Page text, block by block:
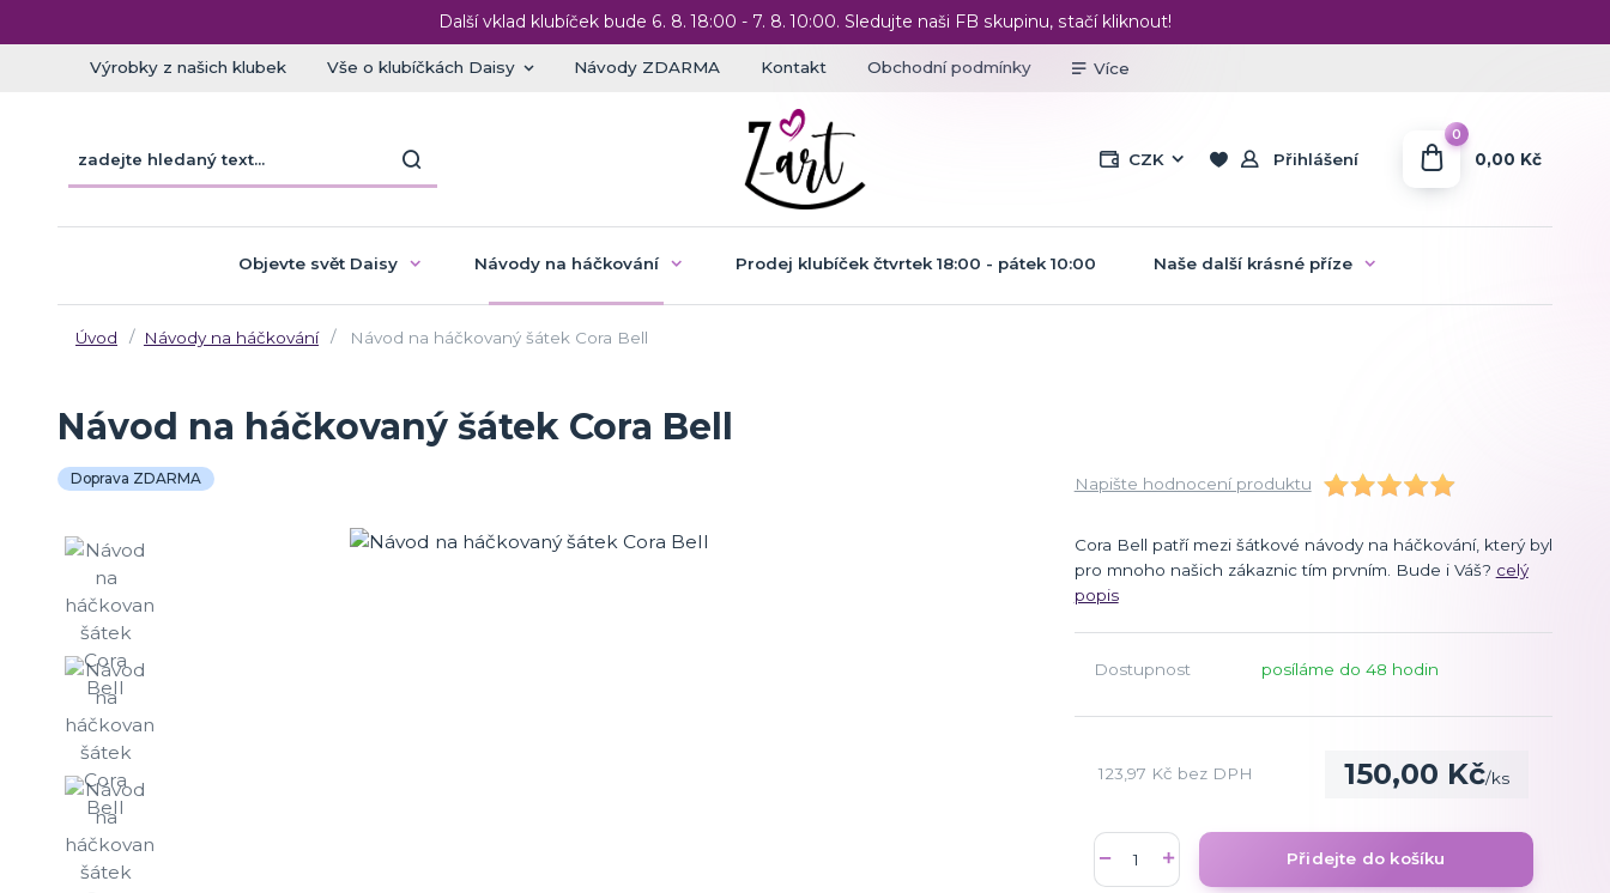
Další vklad klubíček bude 6. 8. 18:00 - 7. 8. 10:00. Sledujte naši FB skupinu, stačí kliknout!
Výrobky z našich klubek Vše o klubíčkách Daisy Návody ZDARMA Kontakt Obchodní podmínky Více
CZK Přihlášení
0
0,00 Kč
Objevte svět Daisy Návody na háčkování Prodej klubíček čtvrtek 18:00 - pátek 10:00 Naše další krásné příze
Úvod Návody na háčkování Návod na háčkovaný šátek Cora Bell
Návod na háčkovaný šátek Cora Bell
Doprava ZDARMA Napište hodnocení produktu
Cora Bell patří mezi šátkové návody na háčkování, který byl
pro mnoho našich zákaznic tím prvním. Bude i Váš? celý
popis
Dostupnost posíláme do 48 hodin
150,00 Kč/ks
123,97 Kč bez DPH
Přidejte do košíku